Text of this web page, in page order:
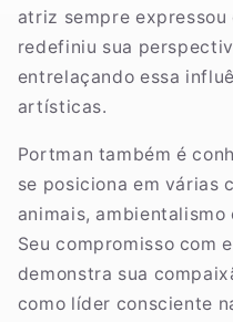
atriz sempre
redefiniu sua
entrelaçando essa
artísticas.
Portman também é
se posiciona em várias
animais,
Seu compromisso com
demonstra sua
como líder consciente